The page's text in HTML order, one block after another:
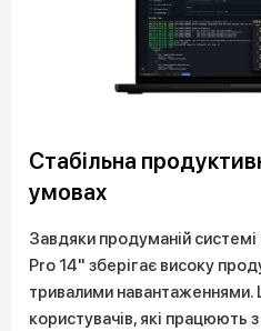
Стабільна
умовах
Завдяки продуманій
Pro 14" зберігає високу
тривалими
користувачів, які працюють